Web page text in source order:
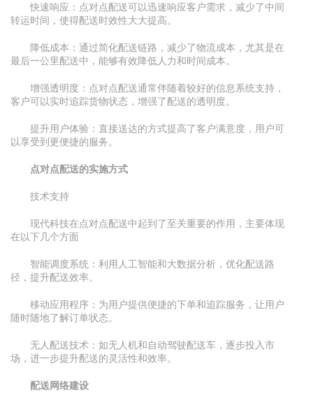
快速响应：点对点配送可以迅速响应客户需求，减少了中间
转运时间，使得配送时效性大大提高。
降低成本：通过简化配送链路，减少了物流成本，尤其是在
最后一公里配送中，能够有效降低人力和时间成本。
增强透明度：点对点配送通常伴随着较好的信息系统支持，
客户可以实时追踪货物状态，增强了配送的透明度。
提升用户体验：直接送达的方式提高了客户满意度，用户可
以享受到更便捷的服务。
点对点配送的实施方式
技术支持
现代科技在点对点配送中起到了至关重要的作用，主要体现
在以下几个方面
智能调度系统：利用人工智能和大数据分析，优化配送路
径，提升配送效率。
移动应用程序：为用户提供便捷的下单和追踪服务，让用户
随时随地了解订单状态。
无人配送技术：如无人机和自动驾驶配送车，逐步投入市
场，进一步提升配送的灵活性和效率。
配送网络建设